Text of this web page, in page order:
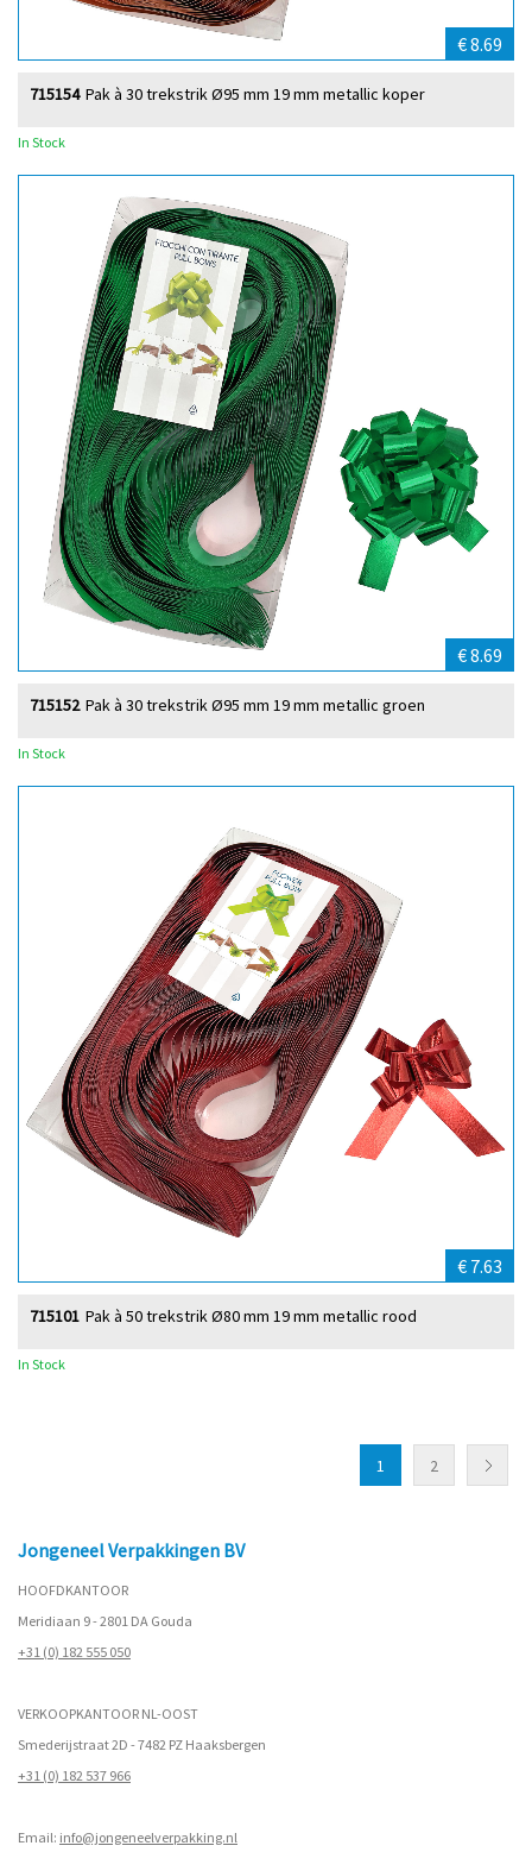
€ 8.69
Pak à 30 trekstrik Ø95 mm 19 mm metallic koper
715154
In Stock
€ 8.69
Pak à 30 trekstrik Ø95 mm 19 mm metallic groen
715152
In Stock
€ 7.63
Pak à 50 trekstrik Ø80 mm 19 mm metallic rood
715101
In Stock
1 2
Jongeneel Verpakkingen BV
HOOFDKANTOOR
Meridiaan 9 - 2801 DA Gouda
+31 (0) 182 555 050
VERKOOPKANTOOR NL-OOST
Smederijstraat 2D - 7482 PZ Haaksbergen
+31 (0) 182 537 966
Email: info@jongeneelverpakking.nl